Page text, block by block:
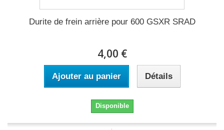
Durite de frein arrière pour 600 GSXR SRAD
4,00 €
Ajouter au panier Détails
Disponible